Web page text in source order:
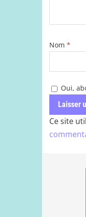
Nom *
Oui,
Ce site